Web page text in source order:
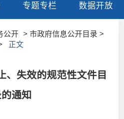
专题专栏 数据开放
公开
> 市政府信息公开目录 >
正文
、失效的规范性文件目
通知